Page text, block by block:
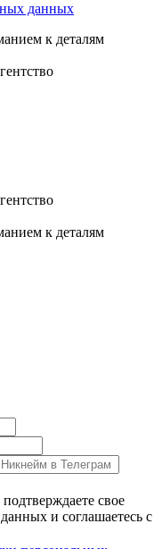
данных
к деталям
к деталям
свое
и соглашаетесь с